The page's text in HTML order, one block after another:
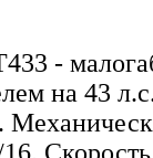
-
на 43